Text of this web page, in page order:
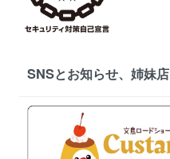
SNSとお知らせ、姉妹店